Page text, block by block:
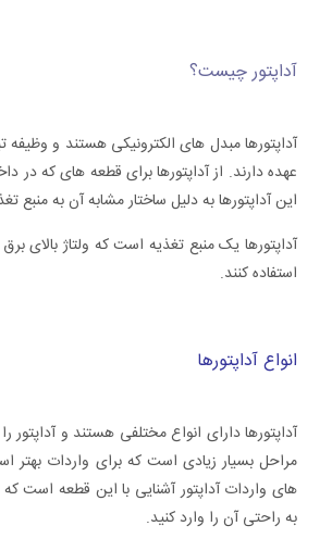
آداپتور چیست؟
آداپتورها مبدل های الکترونیکی هستند و وظیفه
عهده دارند. از آداپتورها برای قطعه های که در
این آداپتورها به دلیل ساختار مشابه آن به منبع
آداپتورها یک منبع تغذیه است که ولتاژ بالای
استفاده کنند.
انواع آداپتورها
آداپتورها دارای انواع مختلفی هستند و آداپتور
مراحل بسیار زیادی است که برای واردات بهتر
های واردات آداپتور آشنایی با این قطعه است
به راحتی آن را وارد کنید.